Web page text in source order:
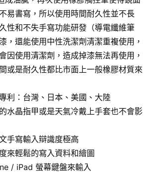
易書寫，所以使用時間耐久性並不長
性和不失手寫功能研發（導電纖維筆
，還能使用中性洗潔劑清潔重複使用，
因使用清潔劑，造成掉漆無法再使用，
或是耐久性都比市面上一般橡膠材質來
利：台灣、日本、美國、大陸
水晶指甲或是天氣冷戴上手套也不會影
手寫輸入辯識度極高
來輕鬆的寫入資料和繪圖
/ iPad 螢幕鍵盤來輸入